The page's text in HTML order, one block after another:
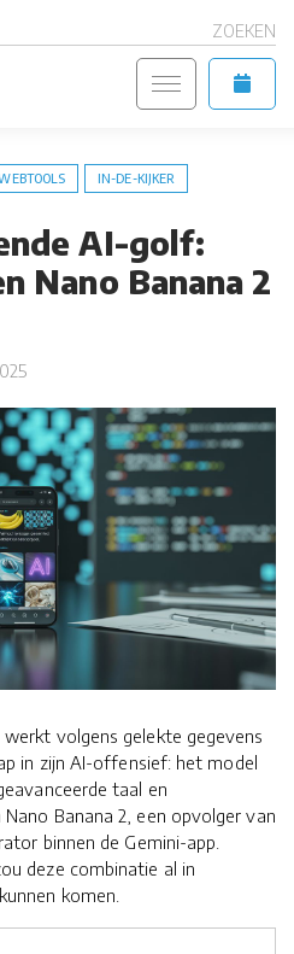
ZOEKEN
IN-DE-KIJKER
AI-golf:
Nano Banana 2
volgens gelekte gegevens
in zijn AI-offensief: het model
taal en
Banana 2, een opvolger van
binnen de Gemini-app.
deze combinatie al in
komen.